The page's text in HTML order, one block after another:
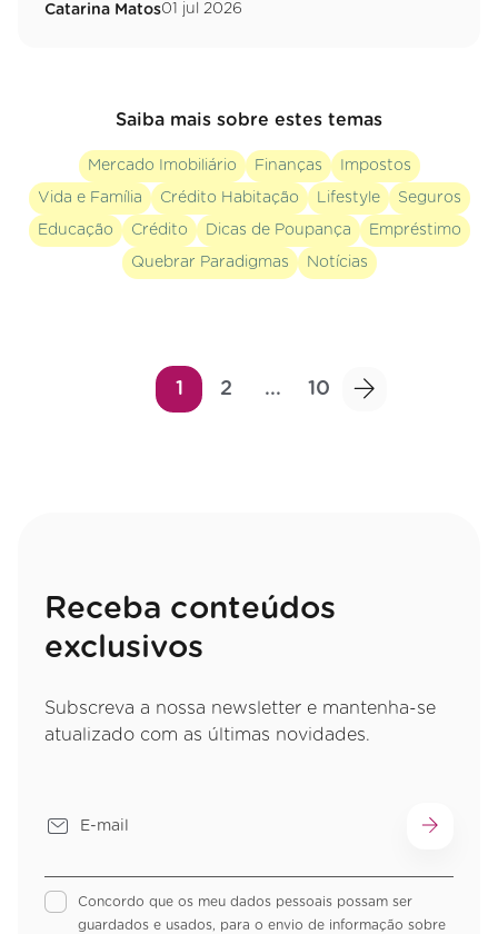
Catarina Matos01 jul 2026
Saiba mais sobre estes temas
Mercado Imobiliário Finanças Impostos
Vida e Família Crédito Habitação Lifestyle Seguros
Educação Crédito Dicas de Poupança Empréstimo
Quebrar Paradigmas Notícias
1 2 ... 10
Receba conteúdos
exclusivos
Subscreva a nossa newsletter e mantenha-se
atualizado com as últimas novidades.
Concordo que os meu dados pessoais possam ser
guardados e usados, para o envio de informação sobre